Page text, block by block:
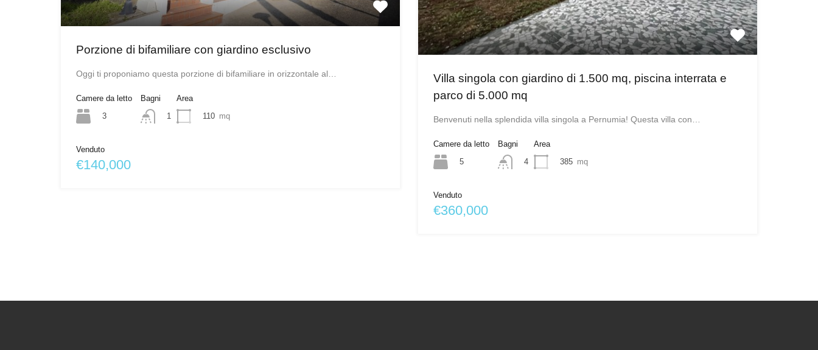
Porzione di bifamiliare con giardino esclusivo
Oggi ti proponiamo questa porzione di bifamiliare in orizzontale al…
Camere da letto
3
Bagni
1
Area
110 mq
Venduto
€140,000
Villa singola con giardino di 1.500 mq, piscina interrata e
parco di 5.000 mq
Benvenuti nella splendida villa singola a Pernumia! Questa villa con…
Camere da letto
5
Bagni
4
Area
385 mq
Venduto
€360,000